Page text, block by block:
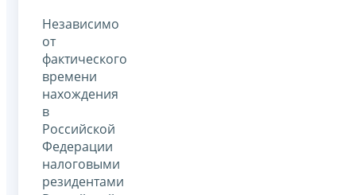
Независимо
от
фактического
времени
нахождения
в
Российской
Федерации
налоговыми
резидентами